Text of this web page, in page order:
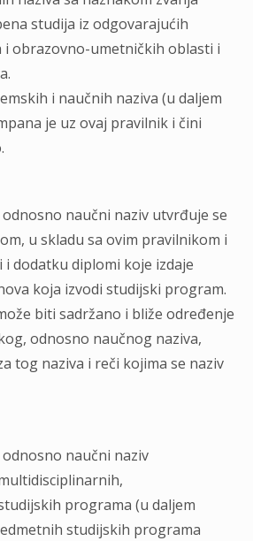
studija iz odgovarajućih
obrazovno-umetničkih oblasti i
i naučnih naziva (u daljem
je uz ovaj pravilnik i čini
naučni naziv utvrđuje se
u skladu sa ovim pravilnikom i
i dodatku diplomi koje izdaje
koja izvodi studijski program.
biti sadržano i bliže određenje
odnosno naučnog naziva,
tog naziva i reči kojima se naziv
naučni naziv
programa (u daljem
studijskih programa